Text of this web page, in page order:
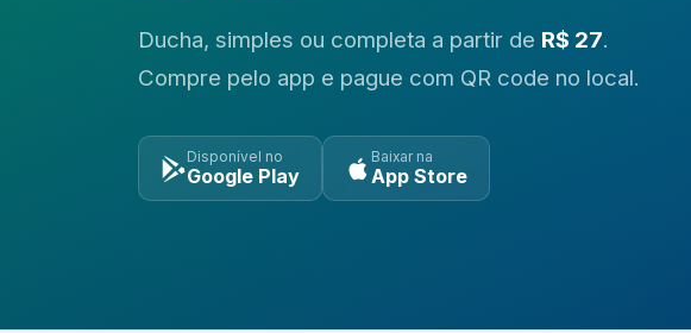
Ducha, simples ou completa a partir de R$ 27.
Compre pelo app e pague com QR code no local.
Disponível no
Google Play
Baixar na
App Store